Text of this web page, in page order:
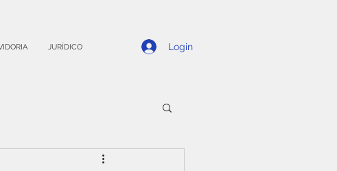
JURÍDICO Login